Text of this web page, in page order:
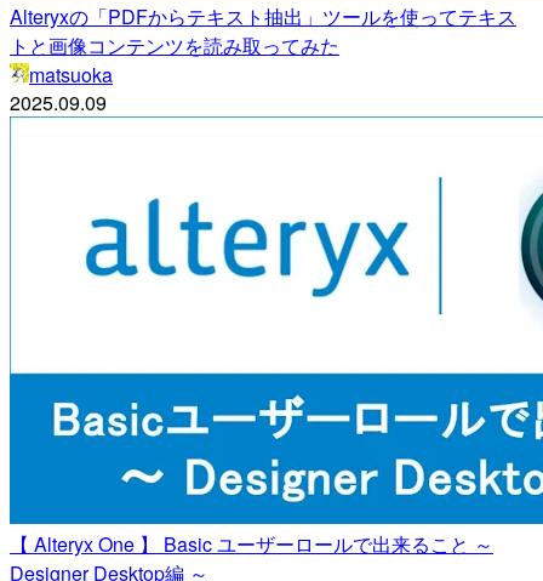
Alteryxの「PDFからテキスト抽出」ツールを使ってテキス
トと画像コンテンツを読み取ってみた
matsuoka
2025.09.09
【 Alteryx One 】 Basic ユーザーロールで出来ること ～
Designer Desktop編 ～